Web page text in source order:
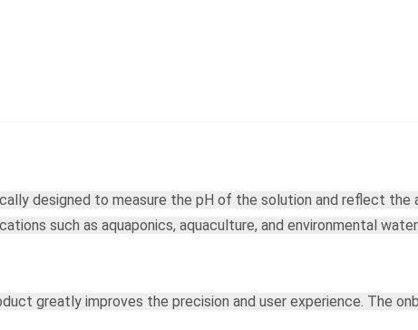
designed to measure the pH of the solution and reflect the
such as aquaponics, aquaculture, and environmental water
greatly improves the precision and user experience. The